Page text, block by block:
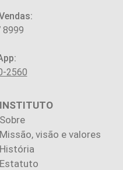
8999
2560
INSTITUTO
Sobre
Missão, visão e valores
História
Estatuto